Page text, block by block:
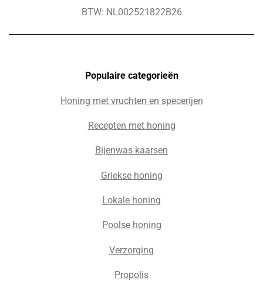
BTW: NL002521822B26
Populaire categorieën
Honing met vruchten en specerijen
Recepten met honing
Bijenwas kaarsen
Griekse honing
Lokale honing
Poolse honing
Verzorging
Propolis